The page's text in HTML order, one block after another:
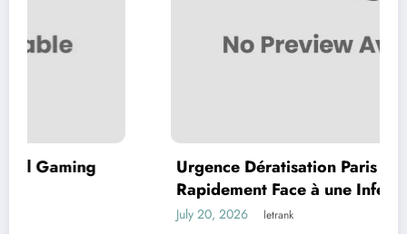
Urgence Dératisation Paris : Comment Agir
Rapidement Face à une Infestation de
letrank